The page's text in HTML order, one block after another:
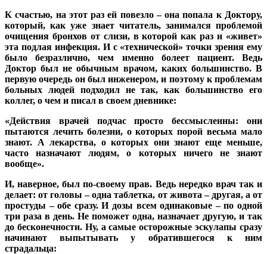
К счастью, на этот раз ей повезло – она попала к Доктору,
который, как уже знает читатель, занимался проблемой
очищения бронхов от слизи, в которой как раз и «живет»
эта подлая инфекция. И с «технической» точки зрения ему
было безразлично, чем именно болеет пациент. Ведь
Доктор был не обычным врачом, каких большинство. В
первую очередь он был инженером, и поэтому к проблемам
больных людей подходил не так, как большинство его
коллег, о чем и писал в своем дневнике:
«Действия врачей подчас просто бессмысленны: они
пытаются лечить болезни, о которых порой весьма мало
знают. А лекарства, о которых они знают еще меньше,
часто назначают людям, о которых ничего не знают
вообще».
И, наверное, был по-своему прав. Ведь нередко врач так и
делает: от головы – одна таблетка, от живота – другая, а от
простуды – обе сразу. И дозы всем одинаковые – по одной
три раза в день. Не поможет одна, назначает другую, и так
до бесконечности. Ну, а самые осторожные эскулапы сразу
начинают выпытывать у обратившегося к ним
страдальца: